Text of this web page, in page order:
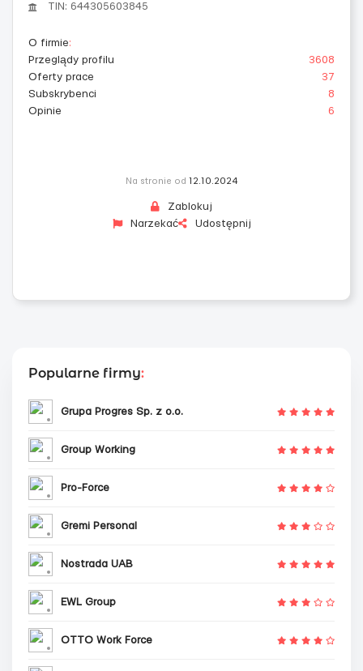
TIN: 644305603845
O firmie:
Przeglądy profilu
3608
Oferty prace
37
Subskrybenci
8
Opinie
6
Na stronie od 12.10.2024
Zablokuj
Narzekać
Udostępnij
Popularne firmy:
Grupa Progres Sp. z o.o.
Group Working
Pro-Force
Gremi Personal
Nostrada UAB
EWL Group
OTTO Work Force